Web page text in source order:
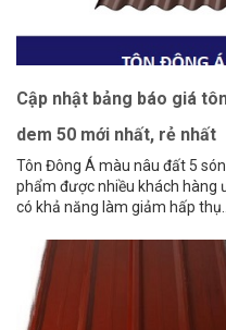
Cập nhật bảng báo giá
dem 50 mới nhất, rẻ nhất
Tôn Đông Á màu nâu đất 5
phẩm được nhiều khách hàng
có khả năng làm giảm hấp thụ...